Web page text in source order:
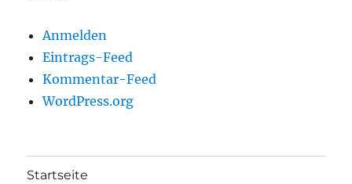
Anmelden
Eintrags-Feed
Kommentar-Feed
WordPress.org
Startseite